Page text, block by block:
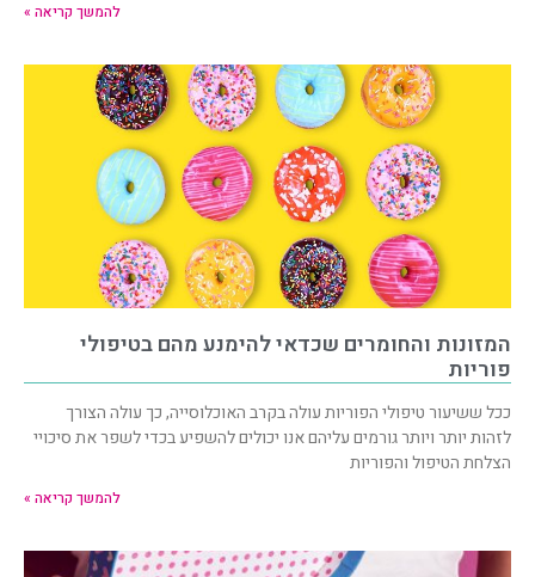
להמשך קריאה »
המזונות והחומרים שכדאי להימנע מהם בטיפולי
פוריות
ככל ששיעור טיפולי הפוריות עולה בקרב האוכלוסייה, כך עולה הצורך
לזהות יותר ויותר גורמים עליהם אנו יכולים להשפיע בכדי לשפר את סיכויי
הצלחת הטיפול והפוריות
להמשך קריאה »